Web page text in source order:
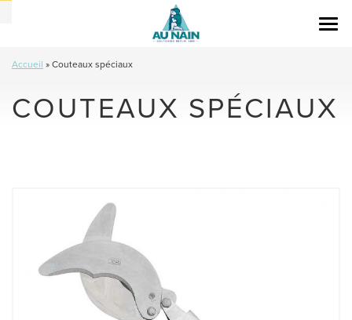
Accueil » Couteaux spéciaux
COUTEAUX SPÉCIAUX